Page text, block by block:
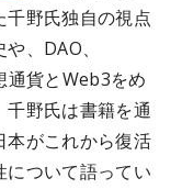
千野氏独自の視点
、DAO、
通貨とWeb3をめ
千野氏は書籍を通
本がこれから復活
について語ってい